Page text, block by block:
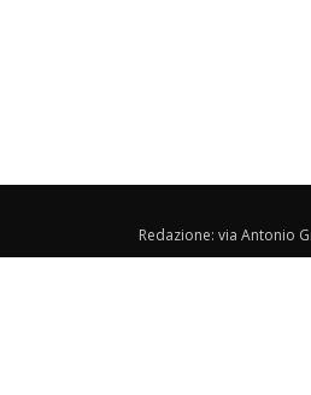
Redazione: via Antonio